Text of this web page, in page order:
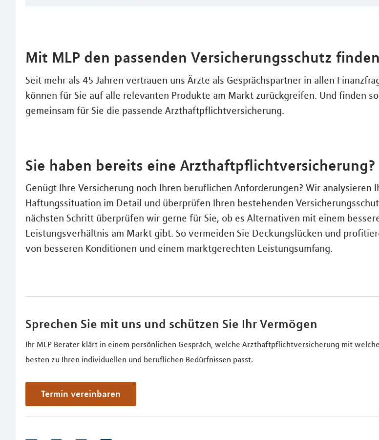
Mit MLP den passenden Versicherungsschutz finden
Seit mehr als 45 Jahren vertrauen uns Ärzte als Gesprächspartner in allen
können für Sie auf alle relevanten Produkte am Markt zurückgreifen. Und finden
gemeinsam für Sie die passende Arzthaftpflichtversicherung.
Sie haben bereits eine Arzthaftpflichtversicherung?
Genügt Ihre Versicherung noch Ihren beruflichen Anforderungen? Wir analysieren
Haftungssituation im Detail und überprüfen Ihren bestehenden
nächsten Schritt überprüfen wir gerne für Sie, ob es Alternativen mit einem
Leistungsverhältnis am Markt gibt. So vermeiden Sie Deckungslücken und
von besseren Konditionen und einem marktgerechten Leistungsumfang.
Sprechen Sie mit uns und schützen Sie Ihr Vermögen
Ihr MLP Berater klärt in einem persönlichen Gespräch, welche Arzthaftpflichtversicherung mit
besten zu Ihren individuellen und beruflichen Bedürfnissen passt.
Termin vereinbaren